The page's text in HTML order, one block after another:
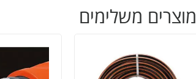
מוצרים משלימים